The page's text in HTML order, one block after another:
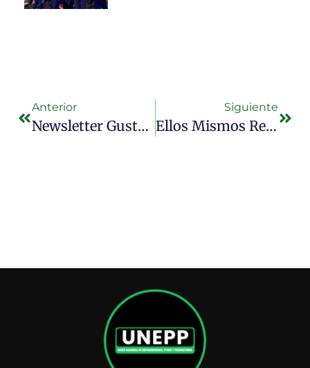
Anterior
Newsletter Gustavo «Lacha» Lazzari – 02 De Octubre De 2025
Siguiente
Ellos Mismos Reconocen Que Son Un 𝗶𝗺𝗽𝘂𝗲𝘀𝘁𝗼𝘀 𝗮𝗹𝘁𝗮𝗺𝗲𝗻𝘁𝗲 𝗿𝗲𝗴𝗿𝗲𝘀𝗶𝘃𝗼𝘀. 𝘚𝘦 𝘥𝘪𝘤𝘦𝘯 𝘺 𝘴𝘦 𝘥𝘦𝘴𝘥𝘪𝘤𝘦𝘯.